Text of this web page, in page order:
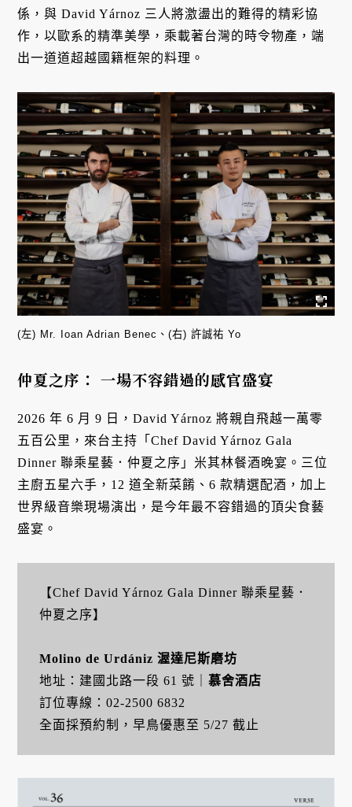
係，與 David Yárnoz 三人將激盪出的難得的精彩協
作，以歐系的精準美學，乘載著台灣的時令物產，端
出一道道超越國籍框架的料理。
(左) Mr. Ioan Adrian Benec、(右) 許誠祐 Yo
仲夏之序： 一場不容錯過的感官盛宴
2026 年 6 月 9 日，David Yárnoz 將親自飛越一萬零
五百公里，來台主持「Chef David Yárnoz Gala
Dinner 聯乘星藝．仲夏之序」米其林餐酒晚宴。三位
主廚五星六手，12 道全新菜餚、6 款精選配酒，加上
世界級音樂現場演出，是今年最不容錯過的頂尖食藝
盛宴。
【Chef David Yárnoz Gala Dinner 聯乘星藝．
仲夏之序】
Molino de Urdániz 渥達尼斯磨坊
地址：建國北路一段 61 號｜ 慕舍酒店
訂位專線：02-2500 6832
全面採預約制，早鳥優惠至 5/27 截止